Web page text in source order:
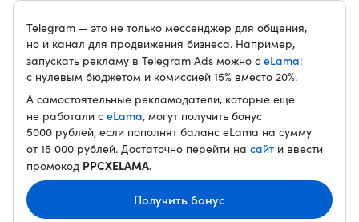
Telegram — это не только мессенджер для общения,
но и канал для продвижения бизнеса. Например,
запускать рекламу в Telegram Ads можно с eLama:
с нулевым бюджетом и комиссией 15% вместо 20%.
А самостоятельные рекламодатели, которые еще
не работали с eLama, могут получить бонус
5000 рублей, если пополнят баланс eLama на сумму
от 15 000 рублей. Достаточно перейти на сайт и ввести
промокод PPCXELAMA.
Получить бонус